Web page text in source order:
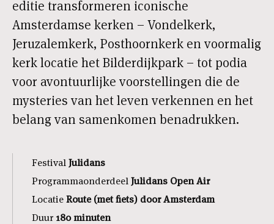
editie transformeren iconische
Amsterdamse kerken – Vondelkerk,
Jeruzalemkerk, Posthoornkerk en voormalig
kerk locatie het Bilderdijkpark – tot podia
voor avontuurlijke voorstellingen die de
mysteries van het leven verkennen en het
belang van samenkomen benadrukken.
Festival Julidans
Programmaonderdeel Julidans Open Air
Locatie Route (met fiets) door Amsterdam
Duur 180 minuten